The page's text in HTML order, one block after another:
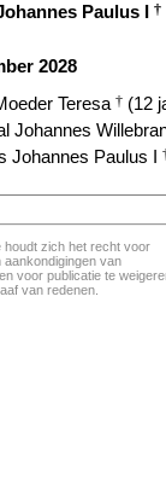
Paulus I †
2028
Teresa † (12
Johannes
Johannes Paulus I
houdt zich het recht voor
aankondigingen van
voor publicatie te
van redenen.